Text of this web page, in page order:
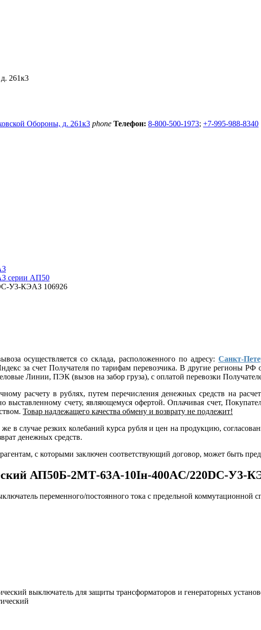
261к3
Обороны, д. 261к3 phone Телефон: 8-800-500-1973; +7-995-988-8340
серии АП50
У3-КЭАЗ 106926
осуществляется со склада, расположенного по адресу: Санкт-
за счет Получателя по тарифам перевозчика. В другие регионы
Линии, ПЭК (вызов на забор груза), с оплатой перевозки
расчету в рублях, путем перечисления денежных средств на
счету, являющемуся офертой. Оплачивая счет,
Товар надлежащего качества обмену и возврату не подлежит!
в случае резких колебаний курса рубля и цен на продукцию,
денежных средств.
с которыми заключен соответствующий договор, может быть
АП50Б-2МТ-63А-10Iн-400AC/220DC-У3-
переменного/постоянного тока с предельной
выключатель для защиты трансформаторов и генераторных